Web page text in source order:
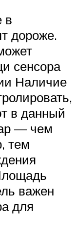
в
дороже.
сенсора
Наличие
в данный
— чем
тем
важен
для